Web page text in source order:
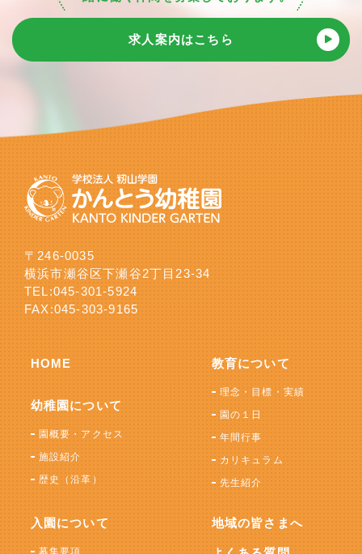
求人案内はこちら
〒246-0035
横浜市瀬谷区下瀬谷2丁目23-34
TEL:045-301-5924
FAX:045-303-9165
HOME
幼稚園について
園概要・アクセス
施設紹介
歴史（沿革）
教育について
理念・目標・実績
園の１日
年間行事
カリキュラム
先生紹介
入園について
募集要項
地域の皆さまへ